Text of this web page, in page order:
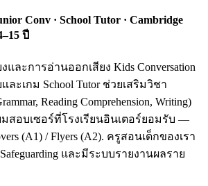
Conv · School Tutor · Cambridge
ปี
งและการอ่านออกเสียง Kids Conversation
ละเกม School Tutor ช่วยเสริมวิชา
Reading Comprehension, Writing)
ยมสอบเซอร์ที่โรงเรียนอินเตอร์ยอมรับ —
(A1) / Flyers (A2). ครูสอนเด็กของเรา
และมีระบบรายงานผลราย